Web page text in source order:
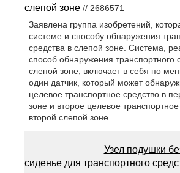
слепой зоне// 2686571
Заявлена группа изобретений,
системе и способу обнаружения
средства в слепой зоне. Система,
способ обнаружения транспортного
слепой зоне, включает в себя по
один датчик, который может
целевое транспортное средство в
зоне и второе целевое
второй слепой зоне.
Узел подушки
сиденье для транспортного